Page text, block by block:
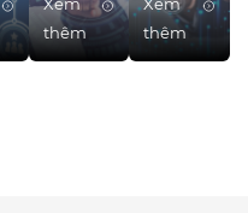
Xem
thêm
Xem
thêm